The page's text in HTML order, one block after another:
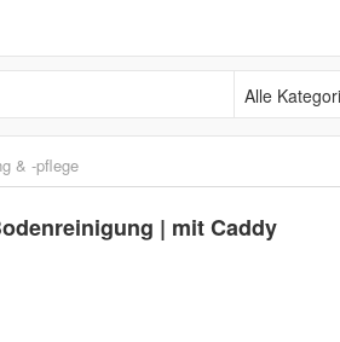
Alle Kategorien
& -pflege
| mit Caddy